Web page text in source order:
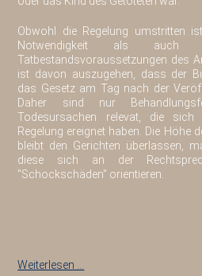
Obwohl die Regelung umstritten
Notwendigkeit als
Tatbestandsvoraussetzungen des
ist davon auszugehen, dass der
das Gesetz am Tag nach der
Daher sind nur
Todesursachen relevat, die
Regelung ereignet haben. Die Höhe
bleibt den Gerichten überlassen,
diese sich an der
"Schockschäden" orientieren.
Weiterlesen …